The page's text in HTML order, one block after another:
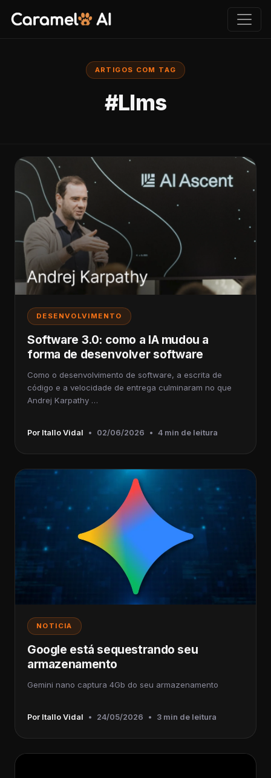
ARTIGOS COM TAG
#Llms
DESENVOLVIMENTO
Software 3.0: como a IA mudou a
forma de desenvolver software
Como o desenvolvimento de software, a escrita de
código e a velocidade de entrega culminaram no que
Andrej Karpathy …
Por Itallo Vidal • 02/06/2026 • 4 min de leitura
NOTICIA
Google está sequestrando seu
armazenamento
Gemini nano captura 4Gb do seu armazenamento
Por Itallo Vidal • 24/05/2026 • 3 min de leitura